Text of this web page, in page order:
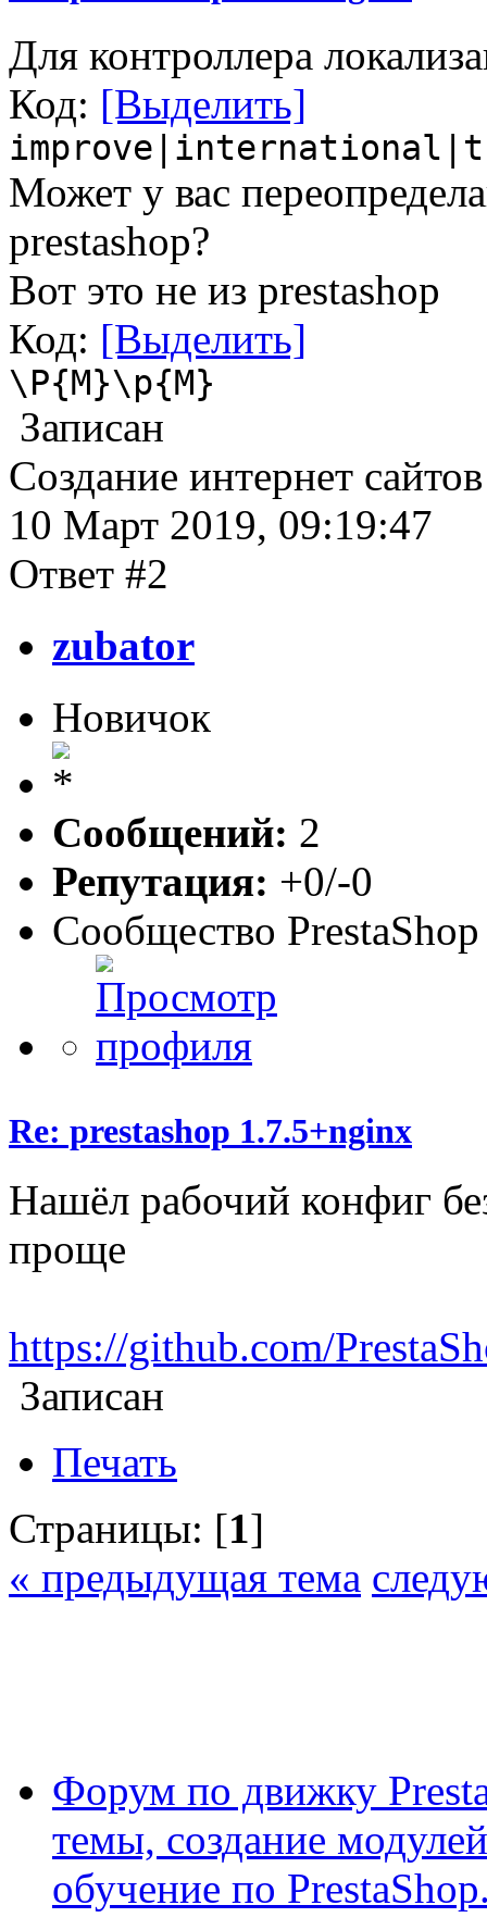
Для контроллера
Код: [Выделить]
Может у вас
prestashop?
Вот это не из prestashop
Код: [Выделить]
\P{M}\p{M}
Записан
Cоздание интернет
10 Март 2019, 09:19:47
Ответ #2
zubator
Новичок
Сообщений: 2
Репутация: +0/-0
Сообщество PrestaShop
Re: prestashop 1.7.5+nginx
Нашёл рабочий конфиг
проще
https://github.com/
Записан
Печать
Страницы: [1]
« предыдущая тема
Форум по движку
темы, создание
обучение по